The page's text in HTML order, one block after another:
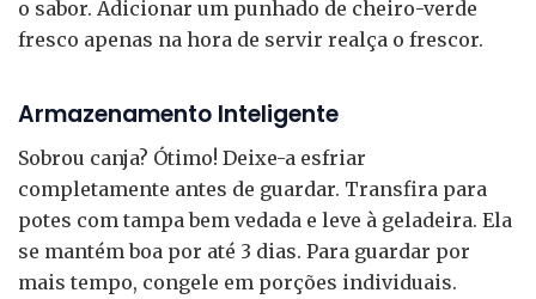
o sabor. Adicionar um punhado de cheiro-verde
fresco apenas na hora de servir realça o frescor.
Armazenamento Inteligente
Sobrou canja? Ótimo! Deixe-a esfriar
completamente antes de guardar. Transfira para
potes com tampa bem vedada e leve à geladeira. Ela
se mantém boa por até 3 dias. Para guardar por
mais tempo, congele em porções individuais.